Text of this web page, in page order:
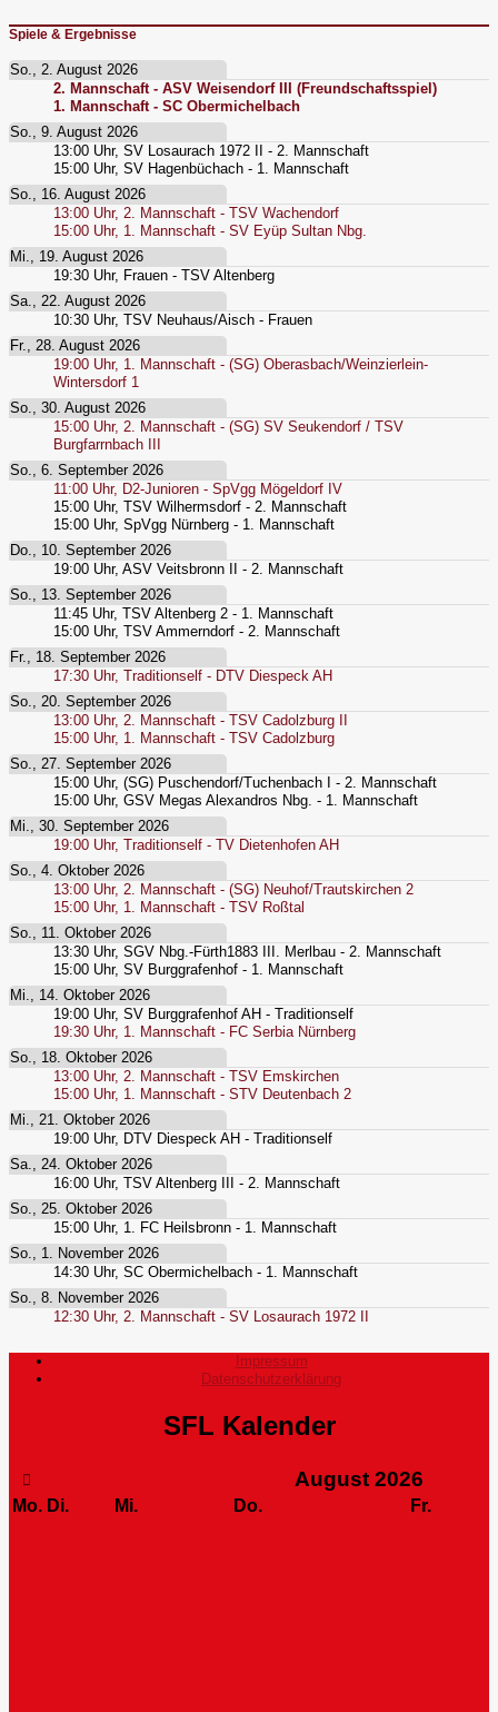
Spiele & Ergebnisse
So., 2. August 2026
2. Mannschaft - ASV Weisendorf III (Freundschaftsspiel)
1. Mannschaft - SC Obermichelbach
So., 9. August 2026
13:00 Uhr, SV Losaurach 1972 II - 2. Mannschaft
15:00 Uhr, SV Hagenbüchach - 1. Mannschaft
So., 16. August 2026
13:00 Uhr, 2. Mannschaft - TSV Wachendorf
15:00 Uhr, 1. Mannschaft - SV Eyüp Sultan Nbg.
Mi., 19. August 2026
19:30 Uhr, Frauen - TSV Altenberg
Sa., 22. August 2026
10:30 Uhr, TSV Neuhaus/Aisch - Frauen
Fr., 28. August 2026
19:00 Uhr, 1. Mannschaft - (SG) Oberasbach/Weinzierlein-
Wintersdorf 1
So., 30. August 2026
15:00 Uhr, 2. Mannschaft - (SG) SV Seukendorf / TSV
Burgfarrnbach III
So., 6. September 2026
11:00 Uhr, D2-Junioren - SpVgg Mögeldorf IV
15:00 Uhr, TSV Wilhermsdorf - 2. Mannschaft
15:00 Uhr, SpVgg Nürnberg - 1. Mannschaft
Do., 10. September 2026
19:00 Uhr, ASV Veitsbronn II - 2. Mannschaft
So., 13. September 2026
11:45 Uhr, TSV Altenberg 2 - 1. Mannschaft
15:00 Uhr, TSV Ammerndorf - 2. Mannschaft
Fr., 18. September 2026
17:30 Uhr, Traditionself - DTV Diespeck AH
So., 20. September 2026
13:00 Uhr, 2. Mannschaft - TSV Cadolzburg II
15:00 Uhr, 1. Mannschaft - TSV Cadolzburg
So., 27. September 2026
15:00 Uhr, (SG) Puschendorf/Tuchenbach I - 2. Mannschaft
15:00 Uhr, GSV Megas Alexandros Nbg. - 1. Mannschaft
Mi., 30. September 2026
19:00 Uhr, Traditionself - TV Dietenhofen AH
So., 4. Oktober 2026
13:00 Uhr, 2. Mannschaft - (SG) Neuhof/Trautskirchen 2
15:00 Uhr, 1. Mannschaft - TSV Roßtal
So., 11. Oktober 2026
13:30 Uhr, SGV Nbg.-Fürth1883 III. Merlbau - 2. Mannschaft
15:00 Uhr, SV Burggrafenhof - 1. Mannschaft
Mi., 14. Oktober 2026
19:00 Uhr, SV Burggrafenhof AH - Traditionself
19:30 Uhr, 1. Mannschaft - FC Serbia Nürnberg
So., 18. Oktober 2026
13:00 Uhr, 2. Mannschaft - TSV Emskirchen
15:00 Uhr, 1. Mannschaft - STV Deutenbach 2
Mi., 21. Oktober 2026
19:00 Uhr, DTV Diespeck AH - Traditionself
Sa., 24. Oktober 2026
16:00 Uhr, TSV Altenberg III - 2. Mannschaft
So., 25. Oktober 2026
15:00 Uhr, 1. FC Heilsbronn - 1. Mannschaft
So., 1. November 2026
14:30 Uhr, SC Obermichelbach - 1. Mannschaft
So., 8. November 2026
12:30 Uhr, 2. Mannschaft - SV Losaurach 1972 II
Impressum
Datenschutzerklärung
SFL Kalender
August 2026
Mo. Di. Mi. Do. Fr.